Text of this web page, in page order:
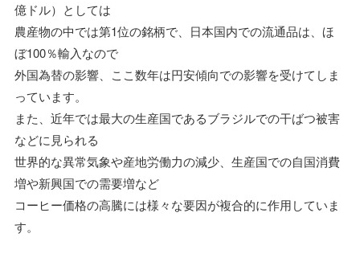
億ドル）としては
農産物の中では第1位の銘柄で、日本国内での流通品は、ほ
ぼ100％輸入なので
外国為替の影響、ここ数年は円安傾向での影響を受けてしま
っています。
また、近年では最大の生産国であるブラジルでの干ばつ被害
などに見られる
世界的な異常気象や産地労働力の減少、生産国での自国消費
増や新興国での需要増など
コーヒー価格の高騰には様々な要因が複合的に作用していま
す。